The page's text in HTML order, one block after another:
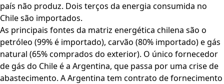
país não produz. Dois terços da energia consumida no
Chile são importados.
As principais fontes da matriz energética chilena são o
petróleo (99% é importado), carvão (80% importado) e gás
natural (65% comprados do exterior). O único fornecedor
de gás do Chile é a Argentina, que passa por uma crise de
abastecimento. A Argentina tem contrato de fornecimento